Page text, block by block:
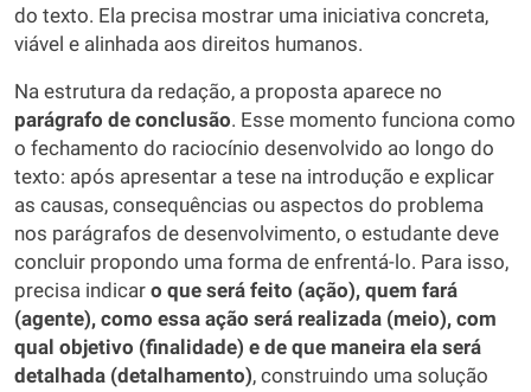
do texto. Ela precisa mostrar uma iniciativa concreta,
viável e alinhada aos direitos humanos.
Na estrutura da redação, a proposta aparece no
parágrafo de conclusão. Esse momento funciona como
o fechamento do raciocínio desenvolvido ao longo do
texto: após apresentar a tese na introdução e explicar
as causas, consequências ou aspectos do problema
nos parágrafos de desenvolvimento, o estudante deve
concluir propondo uma forma de enfrentá-lo. Para isso,
precisa indicar o que será feito (ação), quem fará
(agente), como essa ação será realizada (meio), com
qual objetivo (finalidade) e de que maneira ela será
detalhada (detalhamento), construindo uma solução